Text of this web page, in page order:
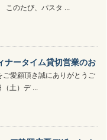
このたび、パスタ ...
ナータイム貸切営業のお
ご愛顧頂き誠にありがとうご
土）デ ...